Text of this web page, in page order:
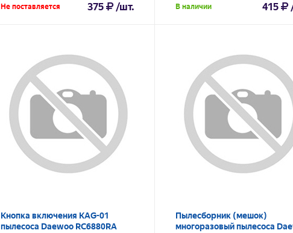
Не поставляется 375 /шт. В наличии 415
Кнопка включения KAG-01
пылесоса Daewoo RC6880RA
Пылесборник (мешок)
многоразовый пылесоса